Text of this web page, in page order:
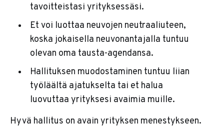
tavoitteistasi yrityksessäsi.
Et voi luottaa neuvojen neutraaliuteen,
koska jokaisella neuvonantajalla tuntuu
olevan oma tausta-agendansa.
Hallituksen muodostaminen tuntuu liian
työläältä ajatukselta tai et halua
luovuttaa yrityksesi avaimia muille.
Hyvä hallitus on avain yrityksen menestykseen.